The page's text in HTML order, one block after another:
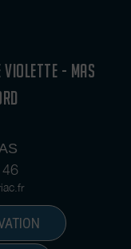
VIOLETTE - MAS